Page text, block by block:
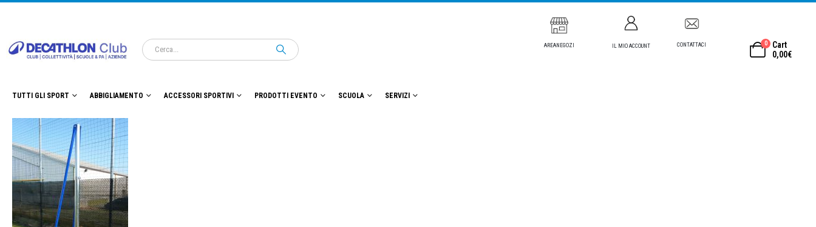
AREANEGOZI IL MIO ACCOUNT CONTATTACI 0
Cart
0,00€
TUTTI GLI SPORT ABBIGLIAMENTO ACCESSORI SPORTIVI PRODOTTI EVENTO SCUOLA SERVIZI